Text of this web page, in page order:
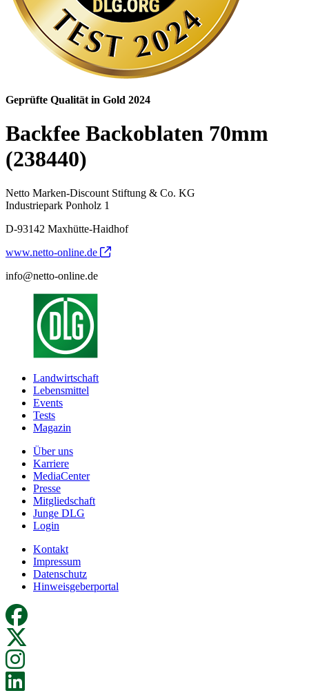
Geprüfte Qualität in Gold 2024
Backfee Backoblaten 70mm
(238440)
Netto Marken-Discount Stiftung & Co. KG
Industriepark Ponholz 1
D-93142 Maxhütte-Haidhof
www.netto-online.de
info@netto-online.de
Landwirtschaft
Lebensmittel
Events
Tests
Magazin
Über uns
Karriere
MediaCenter
Presse
Mitgliedschaft
Junge DLG
Login
Kontakt
Impressum
Datenschutz
Hinweisgeberportal